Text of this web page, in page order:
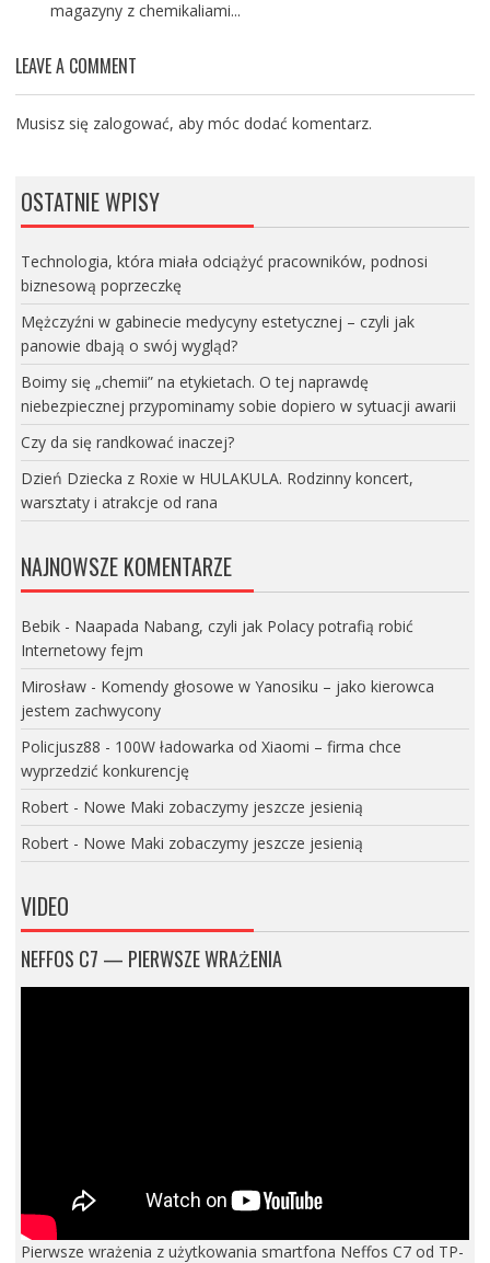
magazyny z chemikaliami...
LEAVE A COMMENT
Musisz się zalogować, aby móc dodać komentarz.
OSTATNIE WPISY
Technologia, która miała odciążyć pracowników, podnosi
biznesową poprzeczkę
Mężczyźni w gabinecie medycyny estetycznej – czyli jak
panowie dbają o swój wygląd?
Boimy się „chemii” na etykietach. O tej naprawdę
niebezpiecznej przypominamy sobie dopiero w sytuacji awarii
Czy da się randkować inaczej?
Dzień Dziecka z Roxie w HULAKULA. Rodzinny koncert,
warsztaty i atrakcje od rana
NAJNOWSZE KOMENTARZE
Bebik- Naapada Nabang, czyli jak Polacy potrafią robić
Internetowy fejm
Mirosław- Komendy głosowe w Yanosiku – jako kierowca
jestem zachwycony
Policjusz88 - 100W ładowarka od Xiaomi – firma chce
wyprzedzić konkurencję
Robert- Nowe Maki zobaczymy jeszcze jesienią
Robert- Nowe Maki zobaczymy jeszcze jesienią
VIDEO
NEFFOS C7 — PIERWSZE WRAŻENIA
Pierwsze wrażenia z użytkowania smartfona Neffos C7 od TP-